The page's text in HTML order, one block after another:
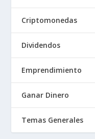
Criptomonedas
Dividendos
Emprendimiento
Ganar Dinero
Temas Generales